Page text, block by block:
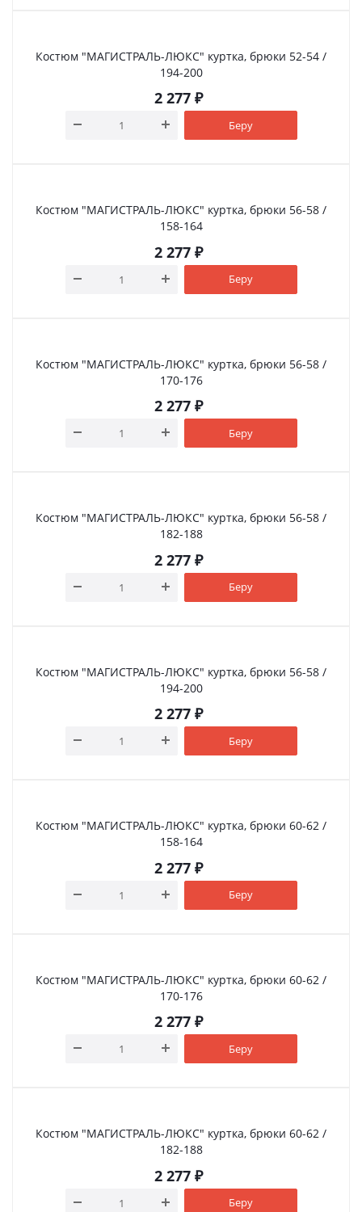
Костюм "МАГИСТРАЛЬ-ЛЮКС" куртка, брюки 52-54 /
194-200
2 277₽
Беру
Костюм "МАГИСТРАЛЬ-ЛЮКС" куртка, брюки 56-58 /
158-164
2 277₽
Беру
Костюм "МАГИСТРАЛЬ-ЛЮКС" куртка, брюки 56-58 /
170-176
2 277₽
Беру
Костюм "МАГИСТРАЛЬ-ЛЮКС" куртка, брюки 56-58 /
182-188
2 277₽
Беру
Костюм "МАГИСТРАЛЬ-ЛЮКС" куртка, брюки 56-58 /
194-200
2 277₽
Беру
Костюм "МАГИСТРАЛЬ-ЛЮКС" куртка, брюки 60-62 /
158-164
2 277₽
Беру
Костюм "МАГИСТРАЛЬ-ЛЮКС" куртка, брюки 60-62 /
170-176
2 277₽
Беру
Костюм "МАГИСТРАЛЬ-ЛЮКС" куртка, брюки 60-62 /
182-188
2 277₽
Беру